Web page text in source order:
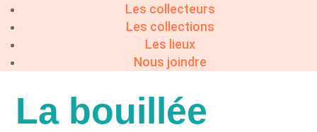
Les collecteurs
Les collections
Les lieux
Nous joindre
La bouillée